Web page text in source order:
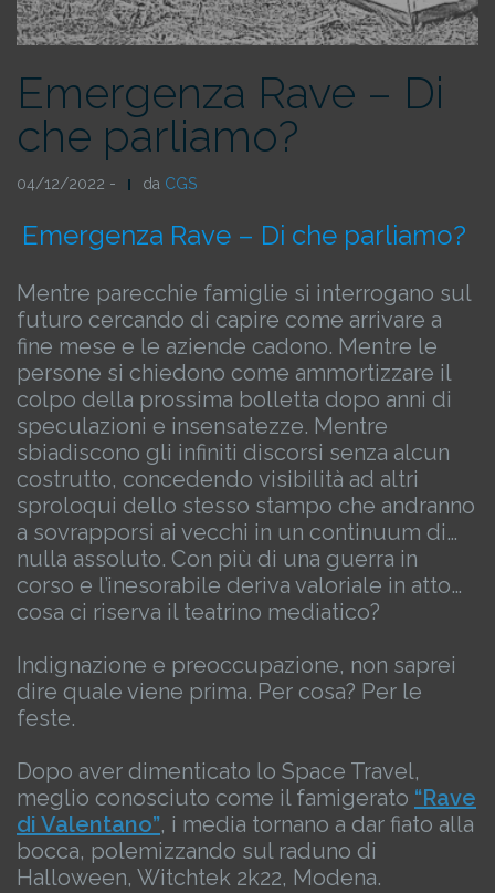
Emergenza Rave – Di
che parliamo?
04/12/2022 - da CGS
Emergenza Rave – Di che parliamo?
Mentre parecchie famiglie si interrogano sul
futuro cercando di capire come arrivare a
fine mese e le aziende cadono. Mentre le
persone si chiedono come ammortizzare il
colpo della prossima bolletta dopo anni di
speculazioni e insensatezze. Mentre
sbiadiscono gli infiniti discorsi senza alcun
costrutto, concedendo visibilità ad altri
sproloqui dello stesso stampo che andranno
a sovrapporsi ai vecchi in un continuum di…
nulla assoluto. Con più di una guerra in
corso e l’inesorabile deriva valoriale in atto…
cosa ci riserva il teatrino mediatico?
Indignazione e preoccupazione, non saprei
dire quale viene prima. Per cosa? Per le
feste.
Dopo aver dimenticato lo Space Travel,
meglio conosciuto come il famigerato “Rave
di Valentano”, i media tornano a dar fiato alla
bocca, polemizzando sul raduno di
Halloween, Witchtek 2k22, Modena.